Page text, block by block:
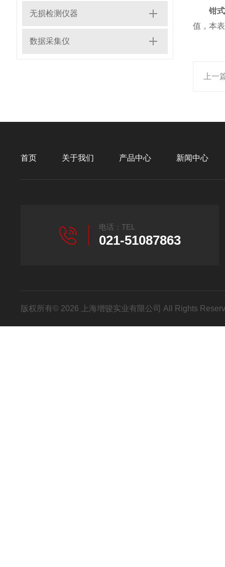
无损检测仪器
数据采集仪
钳
值，本
上一
首页 关于我们 产品中心 新闻中心
电话：TEL
021-51087863
版权所有© 2026 上海增骏实业有限公司 All Rights